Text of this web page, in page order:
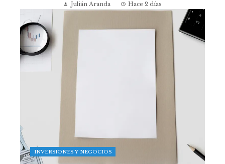
Julián Aranda Hace 2 días
INVERSIONES Y NEGOCIOS